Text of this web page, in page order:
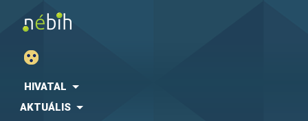
HIVATAL
AKTUÁLIS